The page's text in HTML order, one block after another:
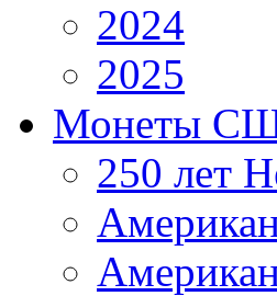
2024
2025
Монеты
250 лет